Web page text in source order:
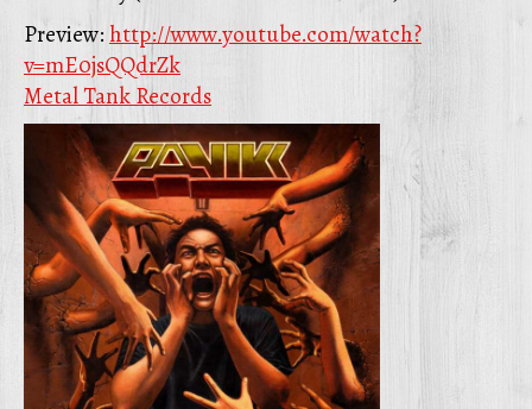
Preview:http://www.youtube.com/watch?
v=mE0jsQQdrZk
Metal Tank Records